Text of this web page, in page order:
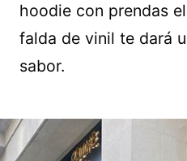
hoodie con prendas
falda de vinil te dará
sabor.